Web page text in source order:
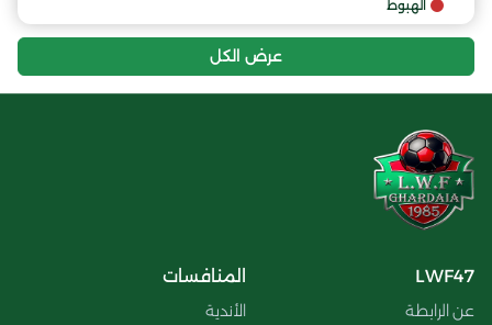
الهبوط
عرض الكل
LWF47
عن الرابطة
المنافسات
الأندية